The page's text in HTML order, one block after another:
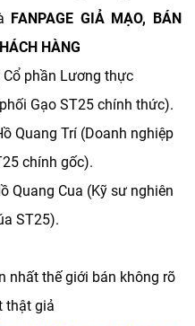
FANPAGE GIẢ MẠO, BÁN
HÀNG
Cổ phần Lương thực
Gạo ST25 chính thức).
Quang Trí (Doanh nghiệp
chính gốc).
Quang Cua (Kỹ sư nghiên
ST25).
nhất thế giới bán không rõ
thật giả